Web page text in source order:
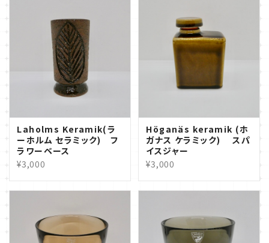
Laholms Keramik(ラ
ーホルム セラミック) フ
ラワーベース
¥3,000
Höganäs keramik (ホ
ガナス ケラミック) スパ
イスジャー
¥3,000